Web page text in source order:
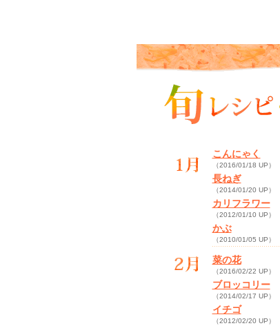
こんにゃく
（2016/01/18 UP）
長ねぎ
（2014/01/20 UP）
カリフラワー
（2012/01/10 UP）
かぶ
（2010/01/05 UP）
菜の花
（2016/02/22 UP）
ブロッコリー
（2014/02/17 UP）
イチゴ
（2012/02/20 UP）